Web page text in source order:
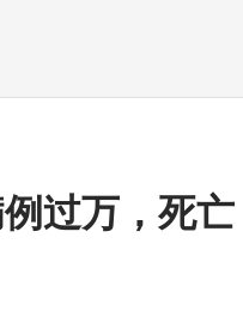
过万，死亡